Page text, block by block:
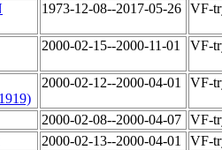
1973-12-08--2017-05-26 VF-
2000-02-15--2000-11-01 VF-
2000-02-12--2000-04-01 VF-
2000-02-08--2000-04-07 VF-
2000-02-13--2000-04-01
VF-